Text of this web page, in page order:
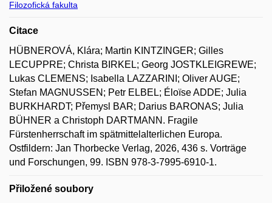
Filozofická fakulta
Citace
HÜBNEROVÁ, Klára; Martin KINTZINGER; Gilles
LECUPPRE; Christa BIRKEL; Georg JOSTKLEIGREWE;
Lukas CLEMENS; Isabella LAZZARINI; Oliver AUGE;
Stefan MAGNUSSEN; Petr ELBEL; Éloïse ADDE; Julia
BURKHARDT; Přemysl BAR; Darius BARONAS; Julia
BÜHNER a Christoph DARTMANN. Fragile
Fürstenherrschaft im spätmittelalterlichen Europa.
Ostfildern: Jan Thorbecke Verlag, 2026, 436 s. Vorträge
und Forschungen, 99. ISBN 978-3-7995-6910-1.
Přiložené soubory